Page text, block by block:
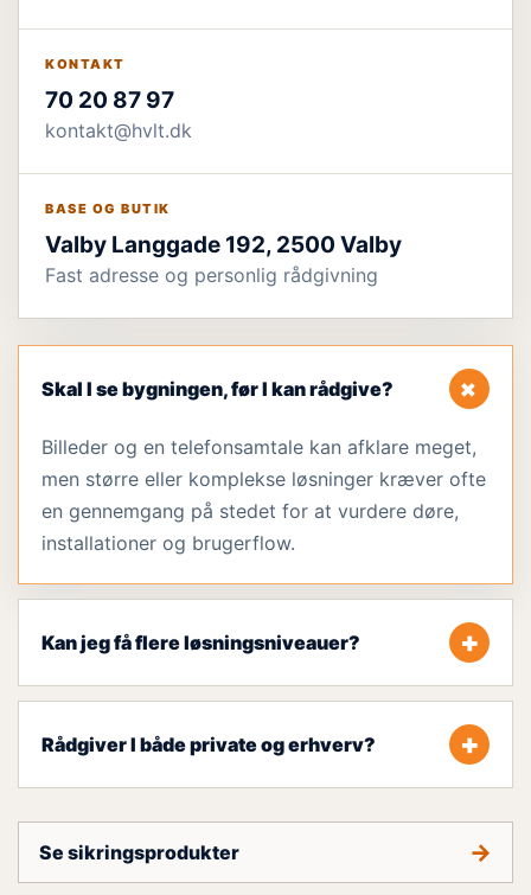
KONTAKT
70 20 87 97
kontakt@hvlt.dk
BASE OG BUTIK
Valby Langgade 192, 2500 Valby
Fast adresse og personlig rådgivning
Skal I se bygningen, før I kan rådgive? +
Billeder og en telefonsamtale kan afklare meget,
men større eller komplekse løsninger kræver ofte
en gennemgang på stedet for at vurdere døre,
installationer og brugerflow.
Kan jeg få flere løsningsniveauer? +
Rådgiver I både private og erhverv? +
Se sikringsprodukter →